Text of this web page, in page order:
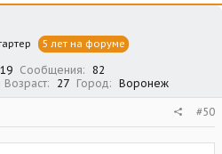
5 лет на форуме
Сообщения
82
Возраст 27 Город Воронеж
#50